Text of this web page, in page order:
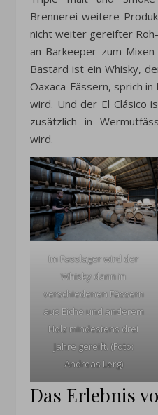
Brennerei weitere
nicht weiter gereifter
an Barkeeper zum
Bastard ist ein Whisky,
Oaxaca-Fässern, sprich
wird. Und der El Clásico
zusätzlich in
wird.
Im Fasslager wird der
Whisky dann in
verschiedenen Fässern
aus Eiche und anderem
Holz mindestens drei
Jahre gereift. (Foto:
Andreas Lerg)
Das Erlebnis